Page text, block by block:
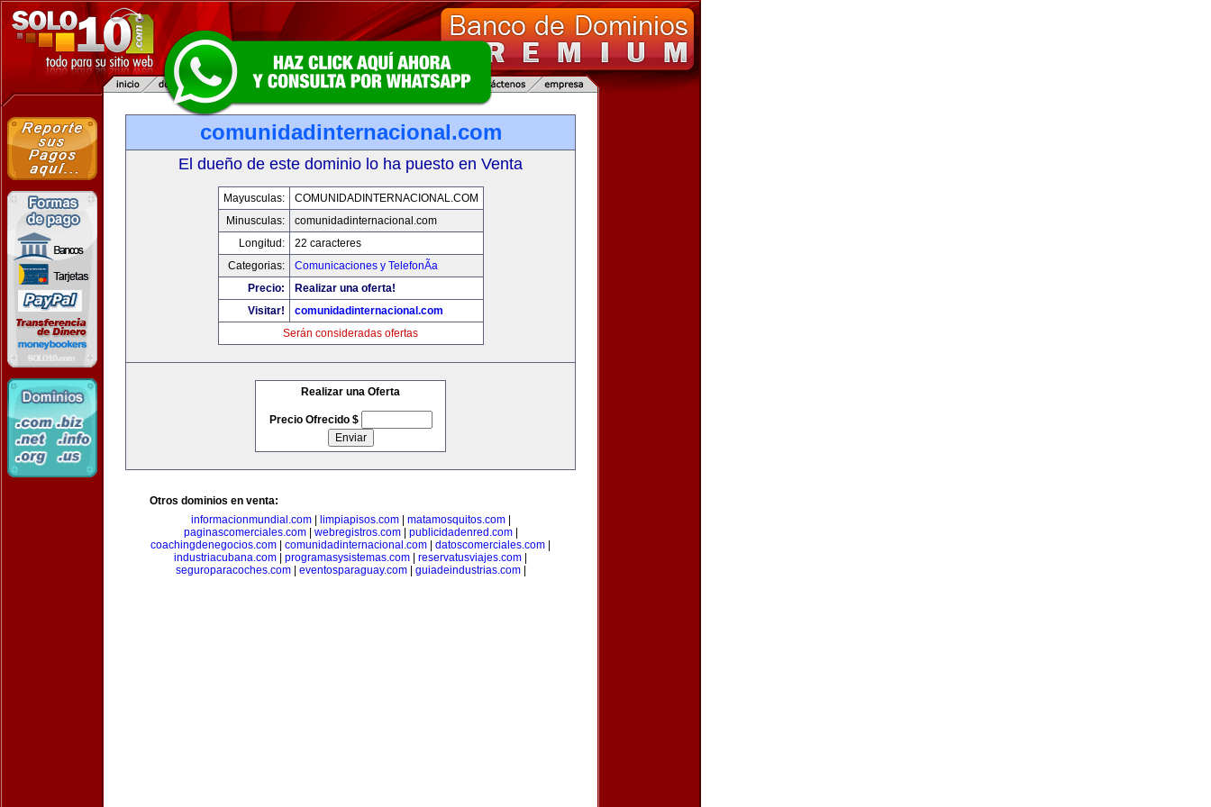
comunidadinternacional.com
El dueño de este dominio lo ha puesto en Venta
Mayusculas:
COMUNIDADINTERNACIONAL.COM
Minusculas:
comunidadinternacional.com
Longitud:
22 caracteres
Categorias:
Comunicaciones y TelefonÃ­a
Precio:
Realizar una oferta!
Visitar!
comunidadinternacional.com
Serán consideradas ofertas
Realizar una Oferta
Precio Ofrecido $
Otros dominios en venta:
informacionmundial.com| limpiapisos.com| matamosquitos.com|
paginascomerciales.com| webregistros.com| publicidadenred.com|
coachingdenegocios.com
comunidadinternacional.com datoscomerciales.com
industriacubana.com
programasysistemas.com reservatusviajes.com
seguroparacoches.com| eventosparaguay.com| guiadeindustrias.com|